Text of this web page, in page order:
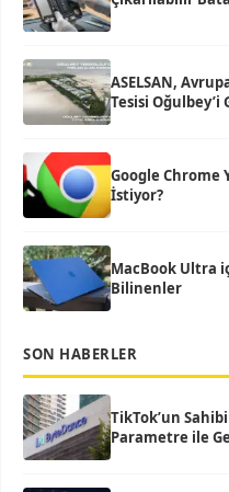
ASELSAN,
Tesisi
Google Chrome
İstiyor?
MacBook Ultra
Bilinenler
SON HABERLER
TikTok’un
Parametre ile